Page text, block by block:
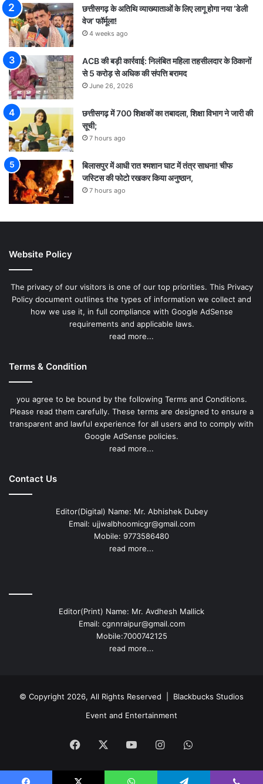
छत्तीसगढ़ के अतिथि व्याख्याताओं के लिए लागू होगा नया ‘डेली
वेज’ फॉर्मूला!
4 weeks ago
ACB की बड़ी कार्रवाई: निलंबित महिला तहसीलदार के ठिकानों
से 5 करोड़ से अधिक की संपत्ति बरामद
June 26, 2026
छत्तीसगढ़ में 700 शिक्षकों का तबादला, शिक्षा विभाग ने जारी की
सूची;
7 hours ago
बिलासपुर में आधी रात श्मशान घाट में तंत्र साधना! चीफ
जस्टिस की फोटो रखकर किया अनुष्ठान,
7 hours ago
Website Policy
The privacy of our visitors is one of our top priorities. This Privacy
Policy document outlines the types of information we collect and
how we use it, in full compliance with Google AdSense
requirements and applicable laws.
read more...
Terms & Condition
you agree to be bound by the following Terms and Conditions.
Please read them carefully. These terms are designed to ensure a
transparent and lawful experience for all users and to comply with
Google AdSense policies.
read more...
Contact Us
Editor(Digital) Name: Mr. Abhishek Dubey
Email: ujjwalbhoomicgr@gmail.com
Mobile: 9773586480
read more...
Editor(Print) Name: Mr. Avdhesh Mallick
Email: cgnnraipur@gmail.com
Mobile:7000742125
read more...
© Copyright 2026, All Rights Reserved | Blackbucks Studios
Event and Entertainment
Facebook YouTubeInstagramWhatsApp